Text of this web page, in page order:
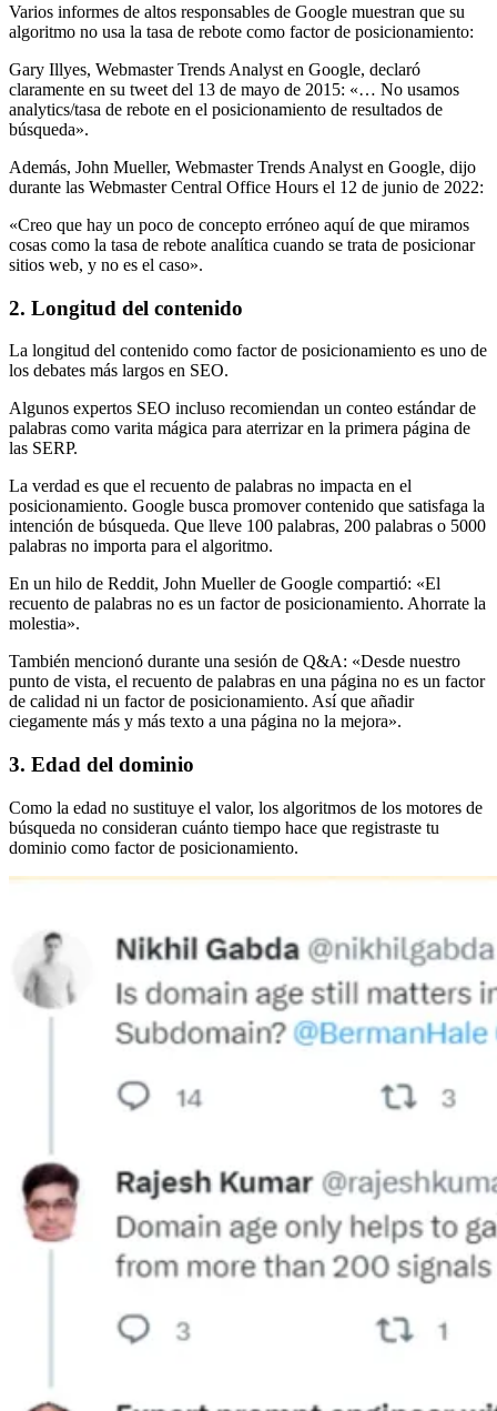
Varios informes de altos responsables de Google muestran que su
algoritmo no usa la tasa de rebote como factor de posicionamiento:
Gary Illyes, Webmaster Trends Analyst en Google, declaró
claramente en su tweet del 13 de mayo de 2015: «… No usamos
analytics/tasa de rebote en el posicionamiento de resultados de
búsqueda».
Además, John Mueller, Webmaster Trends Analyst en Google, dijo
durante las Webmaster Central Office Hours el 12 de junio de 2022:
«Creo que hay un poco de concepto erróneo aquí de que miramos
cosas como la tasa de rebote analítica cuando se trata de posicionar
sitios web, y no es el caso».
2. Longitud del contenido
La longitud del contenido como factor de posicionamiento es uno de
los debates más largos en SEO.
Algunos expertos SEO incluso recomiendan un conteo estándar de
palabras como varita mágica para aterrizar en la primera página de
las SERP.
La verdad es que el recuento de palabras no impacta en el
posicionamiento. Google busca promover contenido que satisfaga la
intención de búsqueda. Que lleve 100 palabras, 200 palabras o 5000
palabras no importa para el algoritmo.
En un hilo de Reddit, John Mueller de Google compartió: «El
recuento de palabras no es un factor de posicionamiento. Ahorrate la
molestia».
También mencionó durante una sesión de Q&A: «Desde nuestro
punto de vista, el recuento de palabras en una página no es un factor
de calidad ni un factor de posicionamiento. Así que añadir
ciegamente más y más texto a una página no la mejora».
3. Edad del dominio
Como la edad no sustituye el valor, los algoritmos de los motores de
búsqueda no consideran cuánto tiempo hace que registraste tu
dominio como factor de posicionamiento.